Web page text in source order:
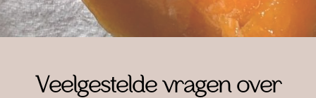
Veelgestelde vragen over